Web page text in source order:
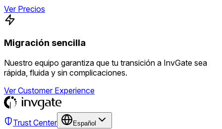
Ver Precios
Migración sencilla
Nuestro equipo garantiza que tu transición a InvGate sea
rápida, fluida y sin complicaciones.
Ver Customer Experience
Trust Center Español